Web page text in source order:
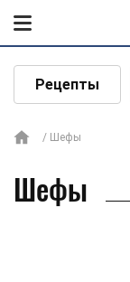
Рецепты
Шефы
Шефы